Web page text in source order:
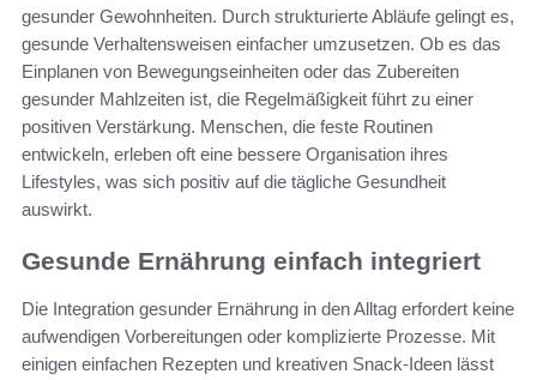
gesunder Gewohnheiten. Durch strukturierte Abläufe gelingt es,
gesunde Verhaltensweisen einfacher umzusetzen. Ob es das
Einplanen von Bewegungseinheiten oder das Zubereiten
gesunder Mahlzeiten ist, die Regelmäßigkeit führt zu einer
positiven Verstärkung. Menschen, die feste Routinen
entwickeln, erleben oft eine bessere Organisation ihres
Lifestyles, was sich positiv auf die tägliche Gesundheit
auswirkt.
Gesunde Ernährung einfach integriert
Die Integration gesunder Ernährung in den Alltag erfordert keine
aufwendigen Vorbereitungen oder komplizierte Prozesse. Mit
einigen einfachen Rezepten und kreativen Snack-Ideen lässt